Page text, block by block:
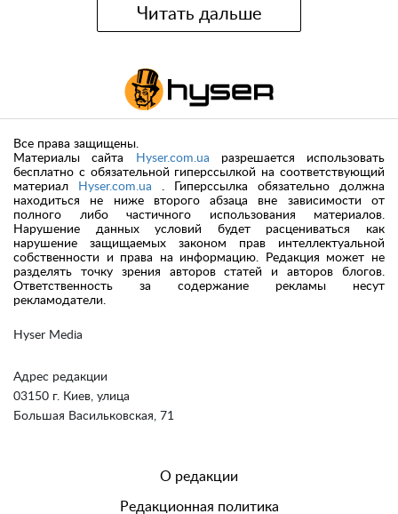
Читать дальше
Hyser Media
Адрес редакции
03150 г. Киев, улица
Большая Васильковская, 71
Все права защищены.
Материалы сайта
Hyser.com.ua разрешается использовать
бесплатно с обязательной гиперссылкой на соответствующий
материал
Hyser.com.ua . Гиперссылка обязательно должна
находиться не ниже второго абзаца вне зависимости от
полного либо частичного использования материалов.
Нарушение данных условий будет расцениваться как
нарушение защищаемых законом прав интеллектуальной
собственности и права на информацию. Редакция может не
разделять точку зрения авторов статей и авторов блогов.
Ответственность за содержание рекламы несут
рекламодатели.
О редакции
Редакционная политика